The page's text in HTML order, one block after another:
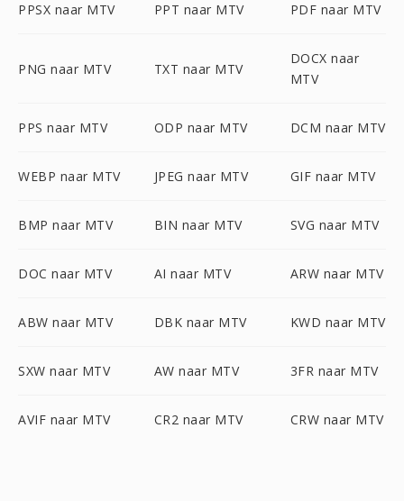
PPSX naar MTV PPT naar MTV PDF naar MTV
PNG naar MTV TXT naar MTV
DOCX naar
MTV
PPS naar MTV ODP naar MTV DCM naar MTV
WEBP naar MTV JPEG naar MTV GIF naar MTV
BMP naar MTV BIN naar MTV SVG naar MTV
DOC naar MTV AI naar MTV ARW naar MTV
ABW naar MTV DBK naar MTV KWD naar MTV
SXW naar MTV AW naar MTV 3FR naar MTV
AVIF naar MTV CR2 naar MTV CRW naar MTV